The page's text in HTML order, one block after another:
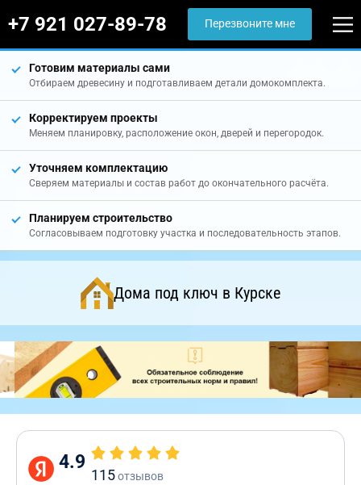
+7 921 027-89-78 Перезвоните мне
Готовим материалы сами
Отбираем древесину и подготавливаем детали домокомплекта.
Корректируем проекты
Меняем планировку, расположение окон, дверей и перегородок.
Уточняем комплектацию
Сверяем материалы и состав работ до окончательного расчёта.
Планируем строительство
Согласовываем подготовку участка и последовательность этапов.
Дома под ключ в Курске
4.9
115отзывов